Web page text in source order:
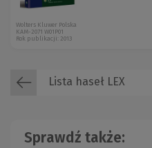
Wolters Kluwer Polska
KAM-2071 W01P01
Rok publikacji: 2013
Lista haseł LEX
Sprawdź także: